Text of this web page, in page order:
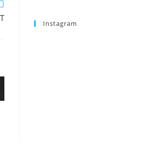
Instagram